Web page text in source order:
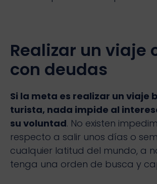
Realizar un viaje
con deudas
Si la meta es realizar un viaje
turista, nada impide al
su voluntad. No existen
respecto a salir unos días o
cualquier latitud del mundo, a
tenga una orden de busca y